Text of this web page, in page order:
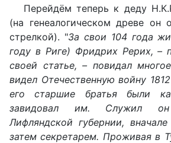
Перейдём теперь к деду
(на генеалогическом древе он
стрелкой). "За свои 104 года
году в Риге) Фридрих Рерих, –
своей статье, – повидал
видел Отечественную войну
его старшие братья были
завидовал им. Служил
Лифляндской губернии,
затем секретарем. Проживая в